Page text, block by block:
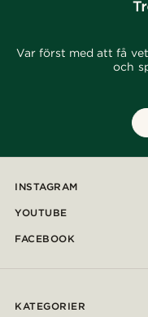
Var först med att få
och
INSTAGRAM
YOUTUBE
FACEBOOK
KATEGORIER